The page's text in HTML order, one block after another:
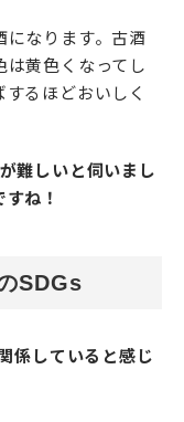
になります。古酒
は黄色くなってし
るほどおいしく
難しいと伺いまし
ね！
SDGs
係していると感じ